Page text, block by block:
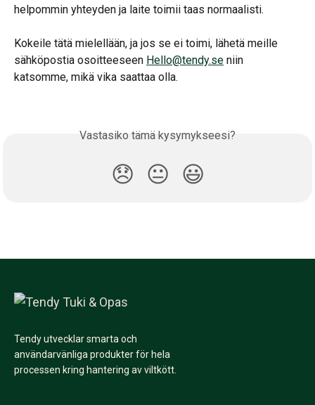
helpommin yhteyden ja laite toimii taas normaalisti.
Kokeile tätä mielellään, ja jos se ei toimi, lähetä meille
sähköpostia osoitteeseen Hello@tendy.se niin
katsomme, mikä vika saattaa olla.
Vastasiko tämä kysymykseesi?
😞 😐 😃
Tendy utvecklar smarta och
användarvänliga produkter för hela
processen kring hantering av viltkött.